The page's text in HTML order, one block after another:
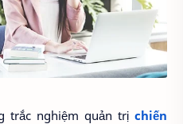
trắc nghiệm quản trị chiến